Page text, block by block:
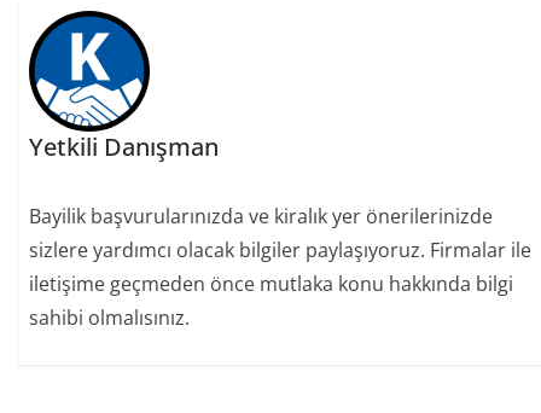
Yetkili Danışman
Bayilik başvurularınızda ve kiralık yer önerilerinizde
sizlere yardımcı olacak bilgiler paylaşıyoruz. Firmalar ile
iletişime geçmeden önce mutlaka konu hakkında bilgi
sahibi olmalısınız.